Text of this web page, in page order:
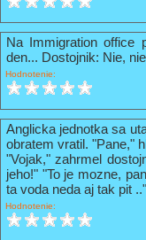
Na Immigration office
den... Dostojnik: Nie,
Hodnotenie:
Anglicka jednotka sa
obratem vratil. "Pane,"
"Vojak," zahrmel
jeho!" "To je mozne,
ta voda neda aj tak pit .."
Hodnotenie: